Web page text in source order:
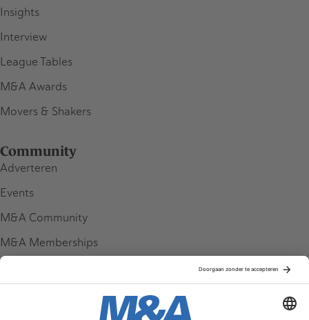
Insights
Interview
League Tables
M&A Awards
Movers & Shakers
Community
Adverteren
Events
M&A Community
M&A Memberships